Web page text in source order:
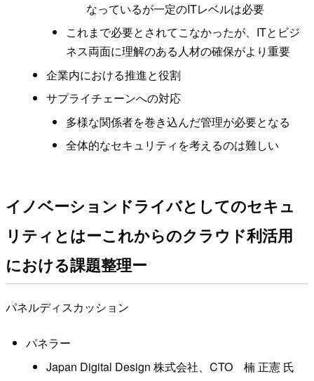
なっているが一定のITレベルは必要
これまで必要とされてこなかったが、ITとビジ
ネス両面に理解のある人材の確保がより重要
企業内における推進と役割
サプライチェーンへの対応
多様な関係者を巻き込んだ管理が必要となる
全体的なセキュリティを考えるのは難しい
イノベーションドライバとしてのセキュ
リティとはーこれからのクラウド利活用
における課題整理ー
パネルディスカッション
パネラー
Japan Digital Design 株式会社、CTO 楠 正憲 氏